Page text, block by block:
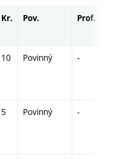
Kr. Pov. Prof.
10 Povinný -
5 Povinný -